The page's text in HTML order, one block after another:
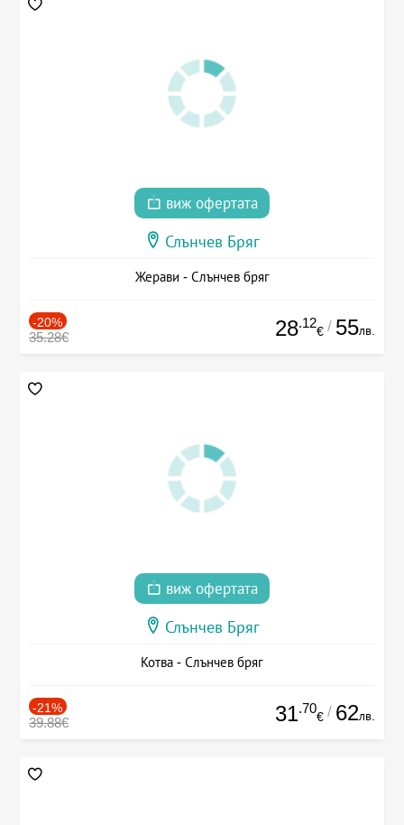
виж офертата
Слънчев Бряг
Жерави - Слънчев бряг
-20%
35.28€ 28.12
€ / 55лв.
виж офертата
Слънчев Бряг
Котва - Слънчев бряг
-21%
39.88€ 31.70
€ / 62лв.